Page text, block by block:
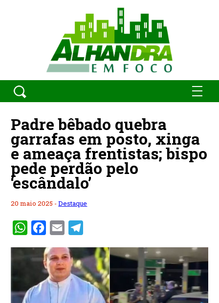
Padre bêbado quebra
garrafas em posto, xinga
e ameaça frentistas; bispo
pede perdão pelo
‘escândalo’
20 maio 2025 -Destaque
WhatsAppFacebook
Email